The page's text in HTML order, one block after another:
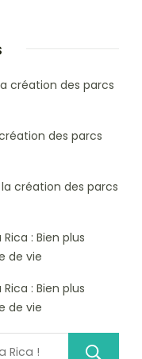
création des parcs
des parcs
la création des parcs
: Bien plus
de vie
: Bien plus
de vie